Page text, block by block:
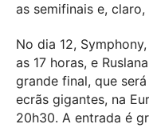
as semifinais e,
No dia 12,
as 17 horas, e
grande final, que
ecrãs gigantes, na
20h30. A entrada é